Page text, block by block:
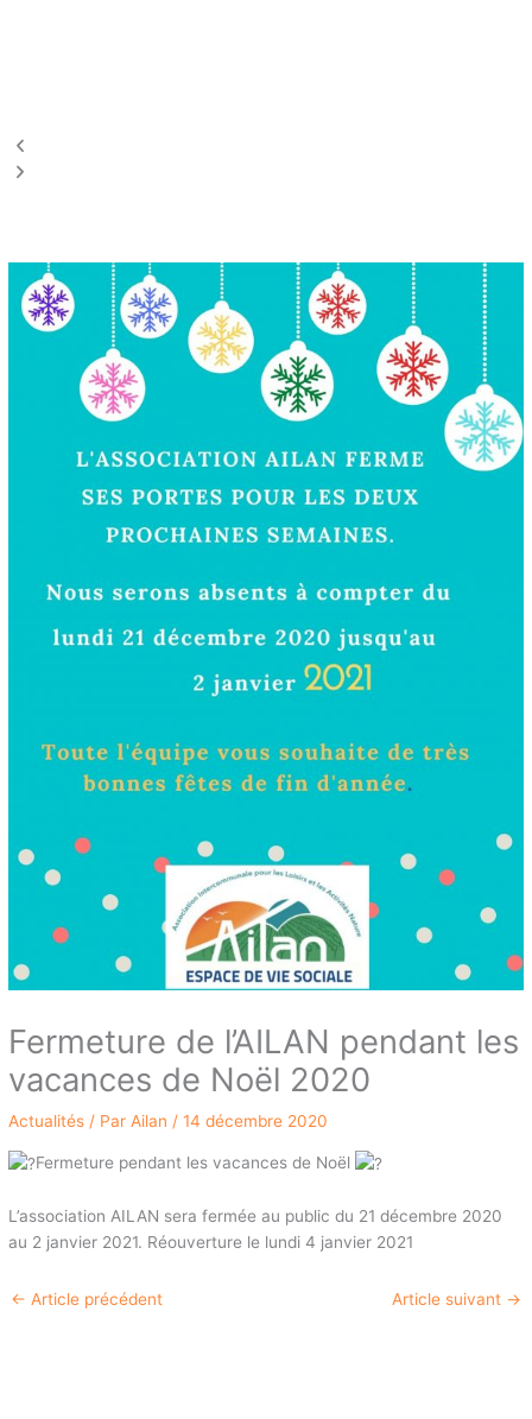
Fermeture de l’AILAN pendant les
vacances de Noël 2020
Actualités / ParAilan/14 décembre 2020
Fermeture pendant les vacances de Noël
L’association AILAN sera fermée au public du 21 décembre 2020
au 2 janvier 2021. Réouverture le lundi 4 janvier 2021
← Article précédent Article suivant →